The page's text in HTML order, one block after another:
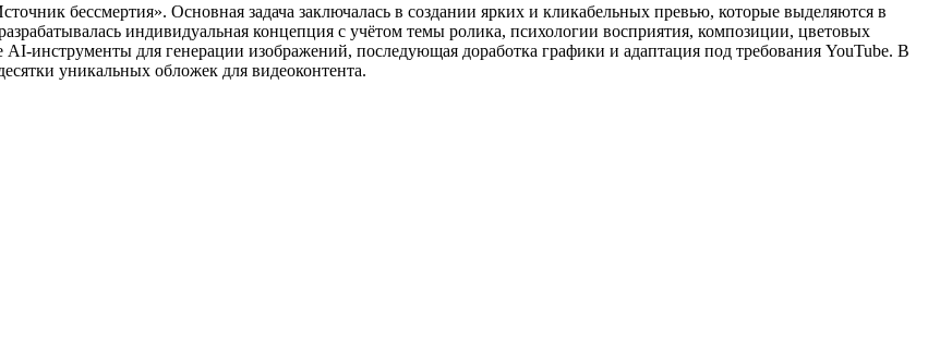
бессмертия». Основная задача заключалась в создании ярких и кликабельных превью, которые выделяются в
индивидуальная концепция с учётом темы ролика, психологии восприятия, композиции, цветовых
инструменты для генерации изображений, последующая доработка графики и адаптация под требования YouTube. В
уникальных обложек для видеоконтента.